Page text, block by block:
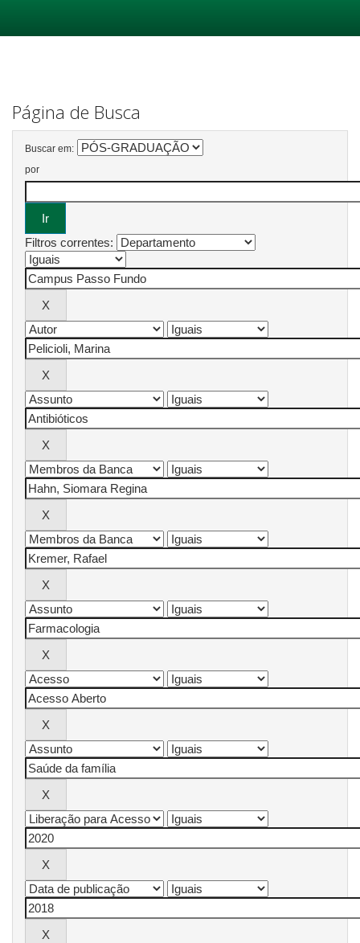
Página de Busca
Buscar em:
por
Filtros correntes: